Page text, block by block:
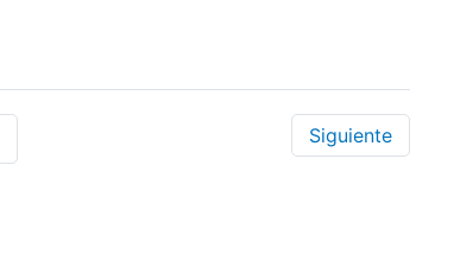
Siguiente